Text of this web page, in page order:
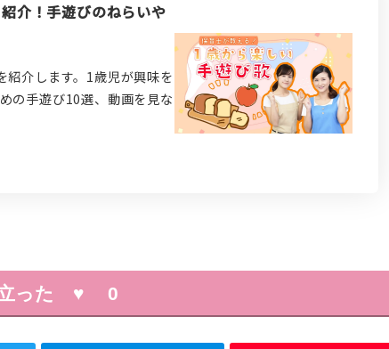
介！手遊びのねらいや
紹介します。1歳児が興味を
の手遊び10選、動画を見な
立った ♥ 0